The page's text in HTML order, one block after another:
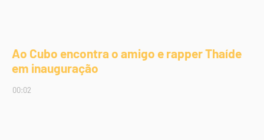
Ao Cubo encontra o amigo e rapper Thaíde
em inauguração
00:02